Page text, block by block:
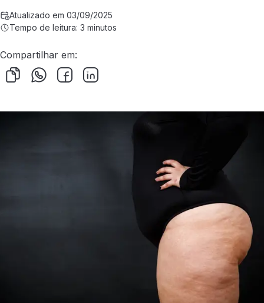
Atualizado em 03/09/2025
Tempo de leitura: 3 minutos
Compartilhar em: